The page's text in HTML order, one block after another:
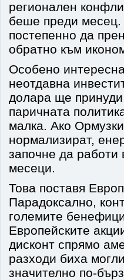
регионален
беше преди месец.
постепенно да
обратно към
Особено
неотдавна
долара ще принуди
паричната
малка. Ако
нормализират,
започне да
месеци.
Това поставя
Парадоксално,
големите
Европейските
дисконт спрямо
разходи биха
значително по-